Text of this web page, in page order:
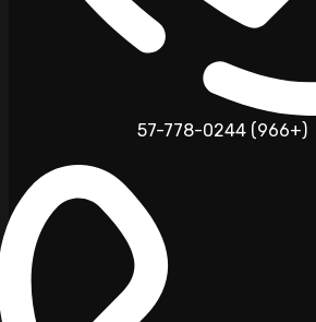
(+966) 57-778-0244